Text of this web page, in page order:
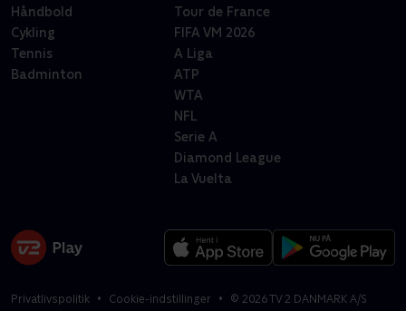
Håndbold
Cykling
Tennis
Badminton
Tour de France
FIFA VM 2026
A Liga
ATP
WTA
NFL
Serie A
Diamond League
La Vuelta
Privatlivspolitik Cookie-indstillinger © 2026TV 2 DANMARK A/S